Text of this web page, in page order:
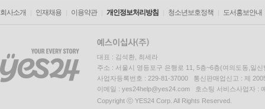
회사소개 인재채용 이용약관 개인정보처리방침 청소년보호정책 도서홍보안내
대표 : 김석환, 최세라
주소 : 서울시 영등포구 은행로 11, 5층~6층(여의도동,일신
사업자등록번호 : 229-81-37000 통신판매업신고 : 제
이메일 : yes24help@yes24.com 호스팅 서비스사업자 :
Copyright ⓒ YES24 Corp. All Rights Reserved.